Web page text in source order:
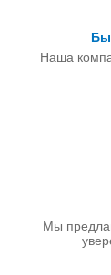
Наша
Мы